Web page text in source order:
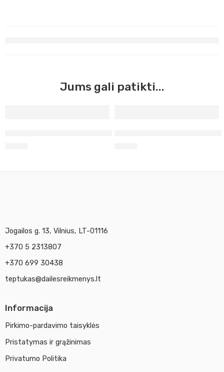
Jums gali patikti...
Jogailos g. 13, Vilnius, LT-01116
+370 5 2313807
+370 699 30438
teptukas@dailesreikmenys.lt
Informacija
Pirkimo-pardavimo taisyklės
Pristatymas ir grąžinimas
Privatumo Politika